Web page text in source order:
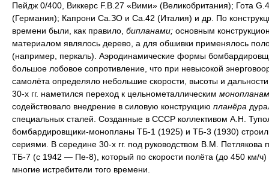
Пейдж 0/400, Виккерс F.B.27 «Вими» (Великобритания); Гота
(Германия); Капрони Са.ЗО и Са.42 (Италия) и др. По
времени были, как правило, бипланами; основным
материалом являлось дерево, а для обшивки применялось
(например, перкаль). Аэродинамические формы
большое лобовое сопротивление, что при невысокой
самолёта определяло небольшие скорости, высоты и
30-х гг. наметился переход к цельнометаллическим
содействовало внедрение в силовую конструкцию планёра
специальных сталей. Созданные в СССР коллективом А.Н.
бомбардировщики-монопланы ТБ-1 (1925) и ТБ-3 (1930)
сериями. В середине 30-х гг. под руководством В.М. Петлякова
ТБ-7 (с 1942 — Пе-8), который по скорости полёта (до 450 км/ч)
многие истребители того времени.